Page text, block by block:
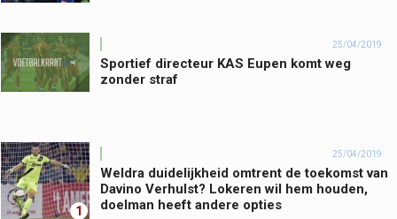
25/04/2019
Sportief directeur KAS Eupen komt weg
zonder straf
1
25/04/2019
Weldra duidelijkheid omtrent de toekomst van
Davino Verhulst? Lokeren wil hem houden,
doelman heeft andere opties